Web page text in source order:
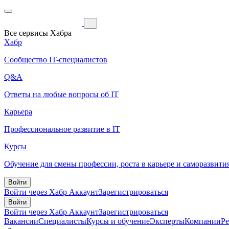
Все сервисы Хабра
Хабр
Сообщество IT-специалистов
Q&A
Ответы на любые вопросы об IT
Карьера
Профессиональное развитие в IT
Курсы
Обучение для смены профессии, роста в карьере и
Войти
Войти через Хабр АккаунтЗарегистрироваться
Войти
Войти через Хабр АккаунтЗарегистрироваться
ВакансииСпециалистыКурсы и обучениеЭкспертыКомпании